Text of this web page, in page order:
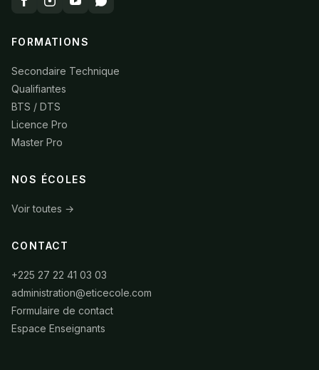
FORMATIONS
Secondaire Technique
Qualifiantes
BTS / DTS
Licence Pro
Master Pro
NOS ÉCOLES
Voir toutes →
CONTACT
+225 27 22 41 03 03
administration@eticecole.com
Formulaire de contact
Espace Enseignants